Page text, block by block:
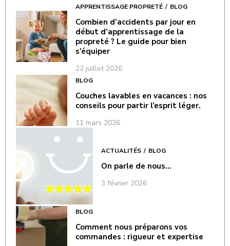
APPRENTISSAGE PROPRETÉ BLOG
Combien d’accidents par jour en
début d’apprentissage de la
propreté ? Le guide pour bien
s’équiper
22 juillet 2026
BLOG
Couches lavables en vacances : nos
conseils pour partir l’esprit léger.
11 mars 2026
ACTUALITÉS BLOG
On parle de nous…
3 février 2026
BLOG
Comment nous préparons vos
commandes : rigueur et expertise